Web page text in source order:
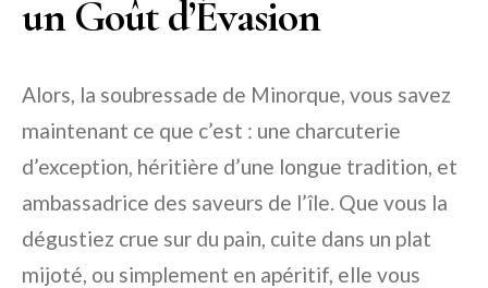
un Goût d’Évasion
Alors, la soubressade de Minorque, vous savez
maintenant ce que c’est : une charcuterie
d’exception, héritière d’une longue tradition, et
ambassadrice des saveurs de l’île. Que vous la
dégustiez crue sur du pain, cuite dans un plat
mijoté, ou simplement en apéritif, elle vous